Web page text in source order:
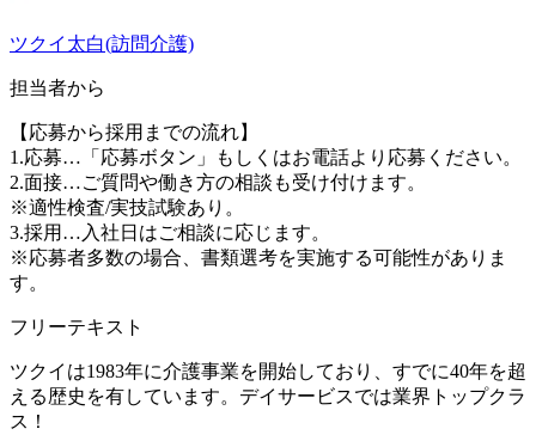
ツクイ太白(訪問介護)
担当者から
【応募から採用までの流れ】
1.応募…「応募ボタン」もしくはお電話より応募ください。
2.面接…ご質問や働き方の相談も受け付けます。
※適性検査/実技試験あり。
3.採用…入社日はご相談に応じます。
※応募者多数の場合、書類選考を実施する可能性がありま
す。
フリーテキスト
ツクイは1983年に介護事業を開始しており、すでに40年を超
える歴史を有しています。デイサービスでは業界トップクラ
ス！